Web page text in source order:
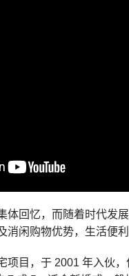
体回忆，而随着时代发展
消闲购物优势，生活便
项目，于 2001 年入伙